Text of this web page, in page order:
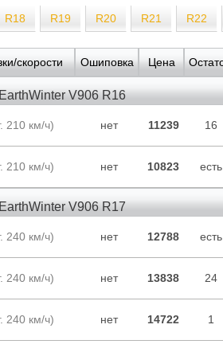
R18 R19 R20 R21 R22
скорости Ошиповка Цена
V906 R16
210 км/ч) нет 11239 16
210 км/ч) нет 10823 есть
V906 R17
240 км/ч) нет 12788 есть
240 км/ч) нет 13838 24
240 км/ч) нет 14722 1